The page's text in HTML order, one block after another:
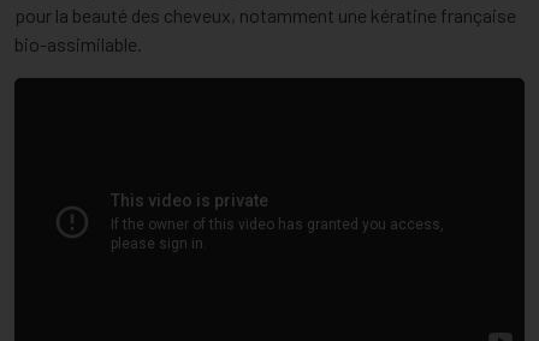
pour la beauté des cheveux, notamment une kératine française
bio-assimilable.